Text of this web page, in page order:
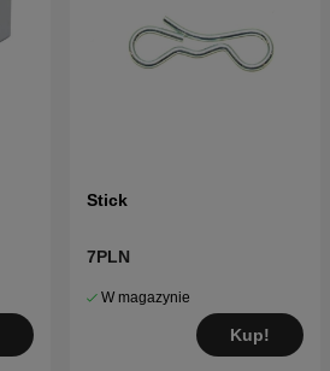
Stick
7PLN
W magazynie
Kup!